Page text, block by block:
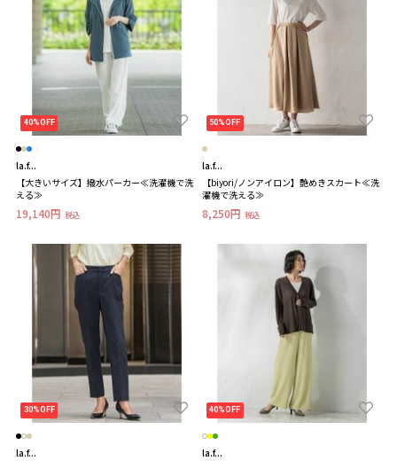
40%OFF
la.f...
【大きいサイズ】撥水パーカー≪洗濯機で洗
える≫
19,140円 税込
50%OFF
la.f...
【biyori/ノンアイロン】艶めきスカート≪洗
濯機で洗える≫
8,250円 税込
30%OFF
la.f...
40%OFF
la.f...